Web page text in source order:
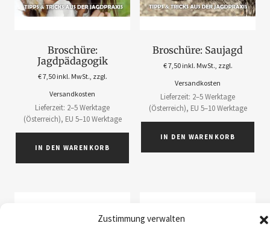
Zustimmung verwalten
Broschüre:
Jagdpädagogik
€7,50 inkl. MwSt., zzgl.
Versandkosten
Lieferzeit: 2–5 Werktage
(Österreich), EU 5–10 Werktage
IN DEN WARENKORB
Broschüre: Saujagd
€7,50 inkl. MwSt., zzgl.
Versandkosten
Lieferzeit: 2–5 Werktage
(Österreich), EU 5–10 Werktage
IN DEN WARENKORB